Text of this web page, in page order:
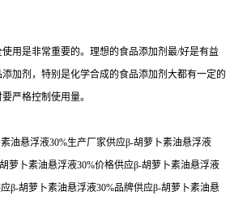
用是非常重要的。理想的食品添加剂最/好是有益
加剂，特别是化学合成的食品添加剂大都有一定的
严格控制使用量。
油悬浮液30%生产厂家供应β-胡萝卜素油悬浮液
萝卜素油悬浮液30%价格供应β-胡萝卜素油悬浮液
β-胡萝卜素油悬浮液30%品牌供应β-胡萝卜素油悬